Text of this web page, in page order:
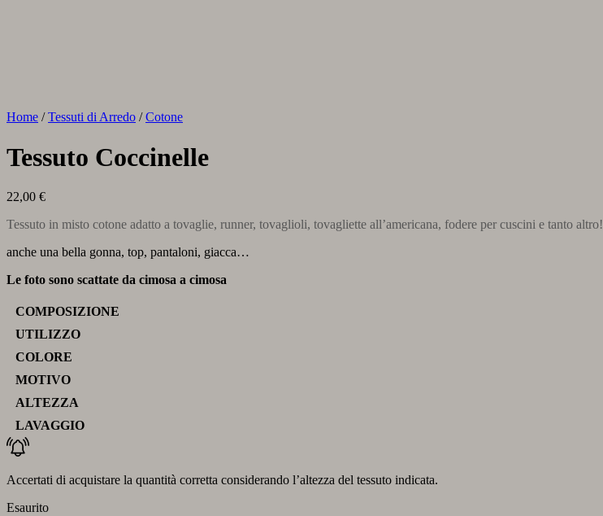
Home / Tessuti di Arredo / Cotone
Tessuto Coccinelle
22,00 €
Tessuto in misto cotone adatto a tovaglie, runner, tovaglioli, tovagliette all’americana, fodere per cuscini e tanto altro!
anche una bella gonna, top, pantaloni, giacca…
Le foto sono scattate da cimosa a cimosa
COMPOSIZIONE
UTILIZZO
COLORE
MOTIVO
ALTEZZA
LAVAGGIO
Accertati di acquistare la quantità corretta considerando l’altezza del tessuto indicata.
Esaurito